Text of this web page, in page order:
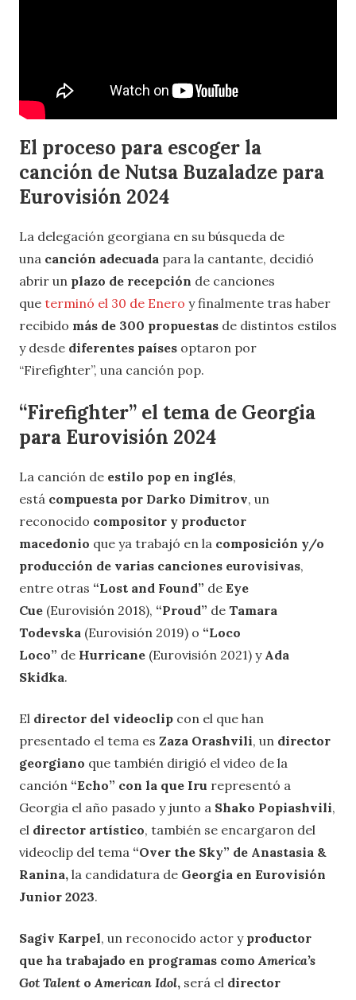
El proceso para escoger la
canción de Nutsa Buzaladze para
Eurovisión 2024
La delegación georgiana en su búsqueda de
una canción adecuada para la cantante, decidió
abrir un plazo de recepción de canciones
que terminó el 30 de Enero y finalmente tras haber
recibido más de 300 propuestas de distintos estilos
y desde diferentes países optaron por
“Firefighter”, una canción pop.
“Firefighter” el tema de Georgia
para Eurovisión 2024
La canción de estilo pop en inglés,
está compuesta por Darko Dimitrov, un
reconocido compositor y productor
macedonio que ya trabajó en la composición y/o
producción de varias canciones eurovisivas,
entre otras “Lost and Found” de Eye
Cue (Eurovisión 2018), “Proud” de Tamara
Todevska (Eurovisión 2019) o “Loco
Loco” de Hurricane (Eurovisión 2021) yAda
Skidka.
El director del videoclip con el que han
presentado el tema es Zaza Orashvili, un director
georgiano que también dirigió el video de la
canción “Echo” con la que Iru representó a
Georgia el año pasado y junto a Shako Popiashvili,
el director artístico, también se encargaron del
videoclip del tema “Over the Sky” de Anastasia &
Ranina, la candidatura de Georgia en Eurovisión
Junior 2023.
Sagiv Karpel, un reconocido actor y productor
que ha trabajado en programas como America’s
Got Talent o American Idol, será el director